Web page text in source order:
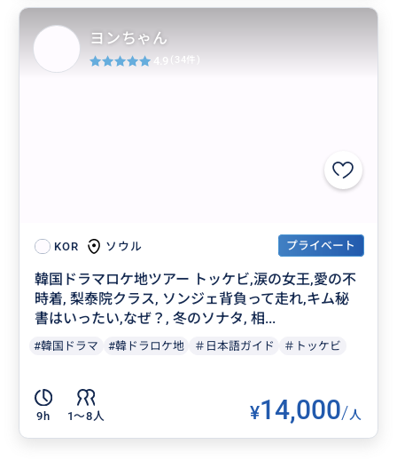
KOR ソウル プライベート
韓国ドラマロケ地ツアー トッケビ,涙の女王,愛の不
時着, 梨泰院クラス, ソンジェ背負って走れ,キム秘
書はいったい,なぜ？, 冬のソナタ, 相...
#韓国ドラマ #韓ドラロケ地 ＃日本語ガイド ＃トッケビ
9h 1〜8人 ¥14,000/人
ヨンちゃん
4.9 (34件)